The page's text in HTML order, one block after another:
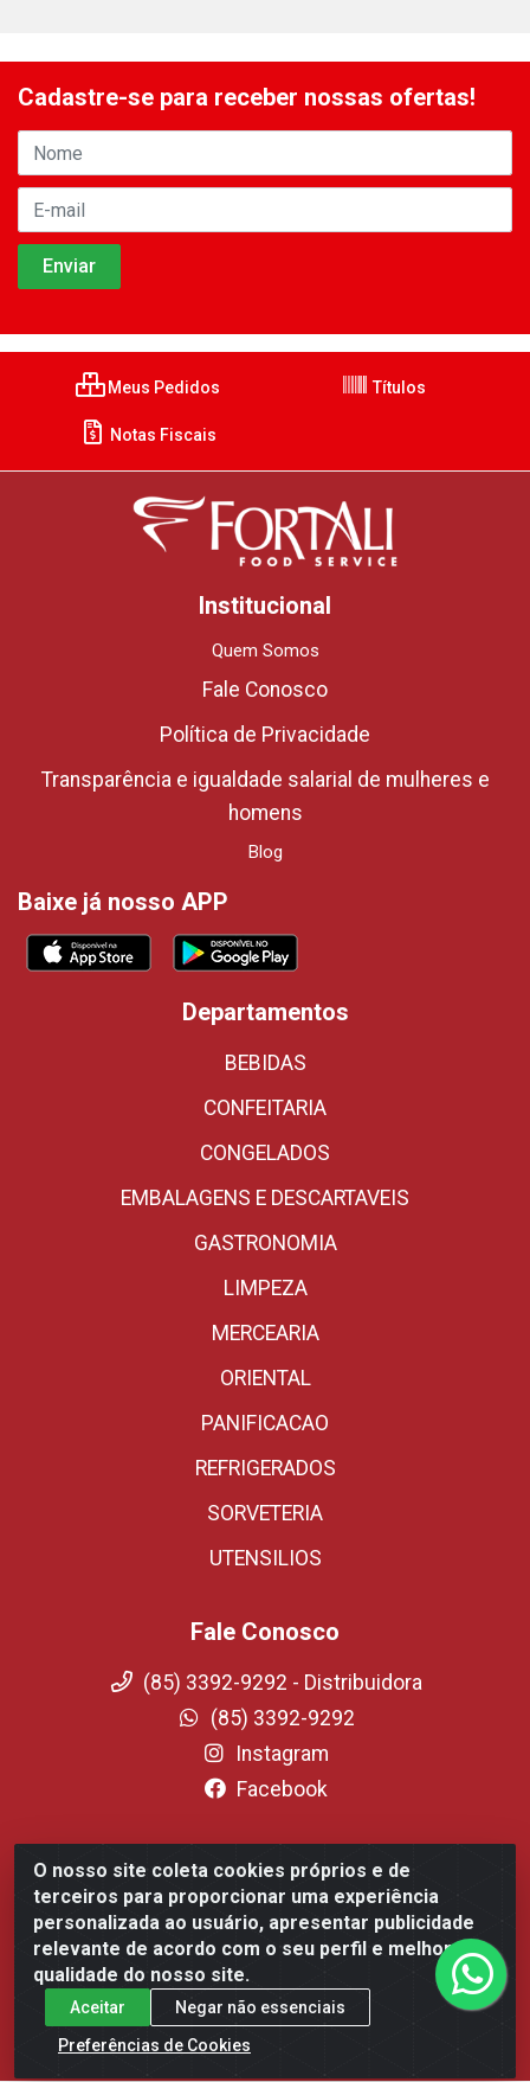
O nosso site coleta cookies próprios e de
terceiros para proporcionar uma experiência
personalizada ao usuário, apresentar publicidade
relevante de acordo com o seu perfil e melhorar a
qualidade do nosso site.
Aceitar
Negar não essenciais
Preferências de Cookies
Cadastre-se para receber nossas ofertas!
Meus Pedidos Títulos
Notas Fiscais
Institucional
Quem Somos
Fale Conosco
Política de Privacidade
Transparência e igualdade salarial de mulheres e
homens
Blog
Baixe já nosso APP
Departamentos
BEBIDAS
CONFEITARIA
CONGELADOS
EMBALAGENS E DESCARTAVEIS
GASTRONOMIA
LIMPEZA
MERCEARIA
ORIENTAL
PANIFICACAO
REFRIGERADOS
SORVETERIA
UTENSILIOS
Fale Conosco
(85) 3392-9292 - Distribuidora
(85) 3392-9292
Instagram
Facebook
Fortali Distribuidora de Alimentos LTDA - Avenida Tomaz
Coelho, 1268 - Messejana, Fortaleza/CE - CEP 60.863-254-
CNPJ 09.317.318.0001-75